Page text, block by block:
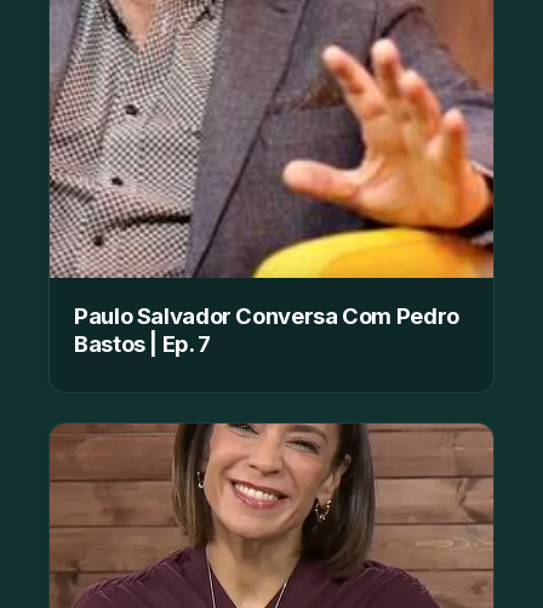
Paulo Salvador Conversa Com Pedro
Bastos | Ep. 7